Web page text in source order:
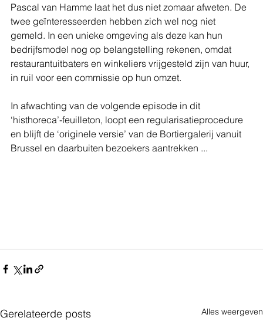
Pascal van Hamme laat het dus niet zomaar afweten. De
twee geïnteresseerden hebben zich wel nog niet
gemeld. In een unieke omgeving als deze kan hun
bedrijfsmodel nog op belangstelling rekenen, omdat
restaurantuitbaters en winkeliers vrijgesteld zijn van huur,
in ruil voor een commissie op hun omzet.
In afwachting van de volgende episode in dit
‘histhoreca’-feuilleton, loopt een regularisatieprocedure
en blijft de ‘originele versie’ van de Bortiergalerij vanuit
Brussel en daarbuiten bezoekers aantrekken ...
Gerelateerde posts Alles weergeven